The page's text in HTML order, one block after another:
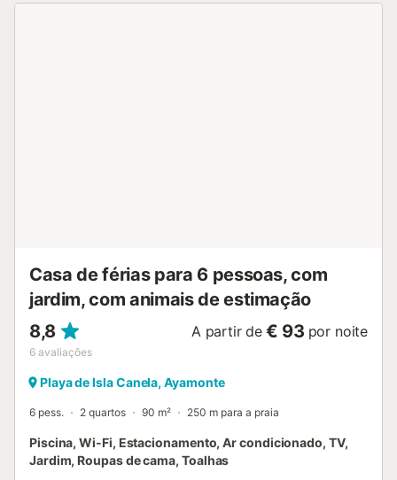
Casa de férias para 6 pessoas, com
jardim, com animais de estimação
8,8
6 avaliações
A partir de € 93 por noite
Playa de Isla Canela, Ayamonte
6 pess. 2 quartos 90 m² 250 m para a praia
Piscina, Wi-Fi, Estacionamento, Ar condicionado, TV,
Jardim, Roupas de cama, Toalhas